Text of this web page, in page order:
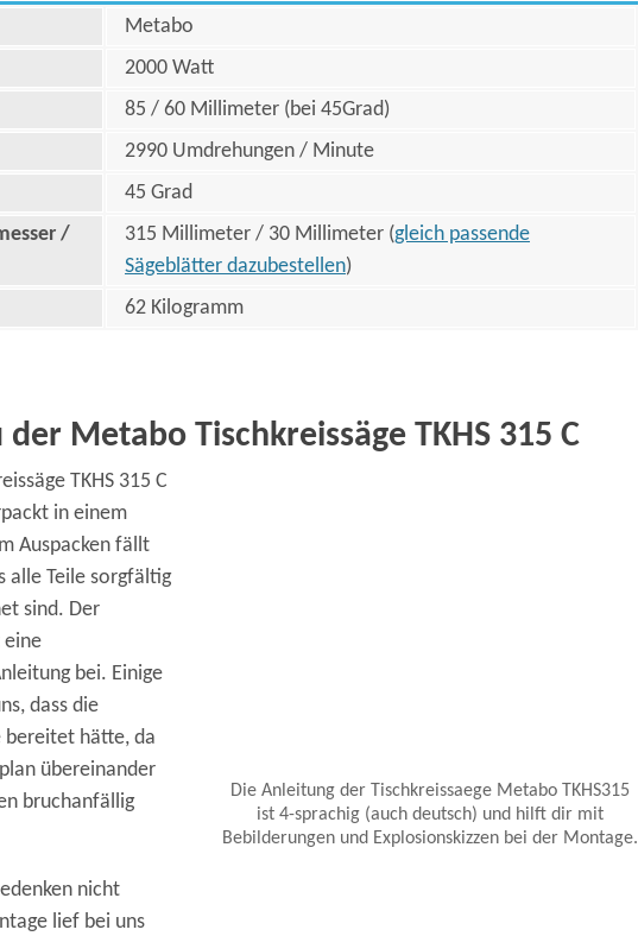
Metabo
2000 Watt
85 / 60 Millimeter (bei 45Grad)
2990 Umdrehungen / Minute
45 Grad
/
315 Millimeter / 30 Millimeter (gleich passende
Sägeblätter dazubestellen)
62 Kilogramm
Metabo Tischkreissäge TKHS 315 C
Die Anleitung der Tischkreissaege Metabo TKHS315
ist 4-sprachig (auch deutsch) und hilft dir mit
Bebilderungen und Explosionskizzen bei der Montage.
TKHS 315 C
in einem
Auspacken fällt
alle Teile sorgfältig
sind. Der
eine
bei. Einige
dass die
bereitet hätte, da
übereinander
bruchanfällig
nicht
lief bei uns